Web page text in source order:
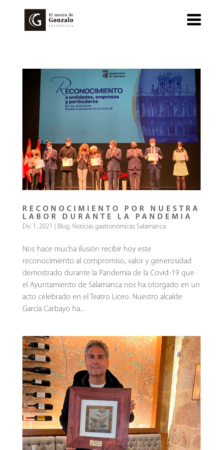
RECONOCIMIENTO POR NUESTRA
LABOR DURANTE LA PANDEMIA
Dic 1, 2021 Blog, Noticias gastronómicas Salamanca
Nos hace mucha ilusión recibir hoy este
reconocimiento al compromiso, valor y generosidad
demostrado durante la Pandemia de la Covid-19 que
el Ayuntamiento de Salamanca nos ha otorgado en un
acto celebrado en el Teatro Liceo. Nuestro alcalde
García Carbayo ha...